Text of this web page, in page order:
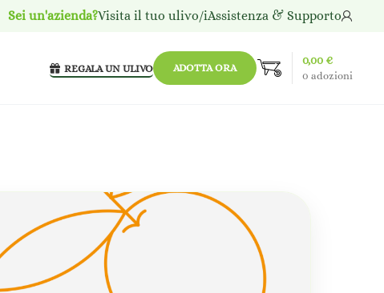
Sei un'azienda?Visita il tuo ulivo/iAssistenza & Supporto
REGALA UN ULIVO ADOTTA ORA
0adozioni
0,00 €